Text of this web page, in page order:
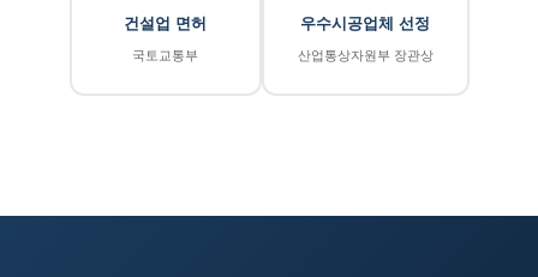
건설업 면허
국토교통부
우수시공업체 선정
산업통상자원부 장관상